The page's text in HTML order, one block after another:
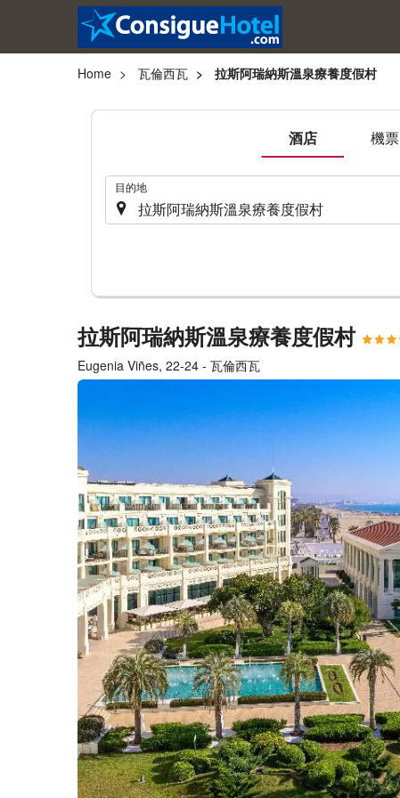
Home 瓦倫西瓦 拉斯阿瑞納斯溫泉療養度假村
酒店 機票
. 目的地
拉斯阿瑞納斯溫泉療養度假村
Eugenia Viñes, 22-24 - 瓦倫西瓦